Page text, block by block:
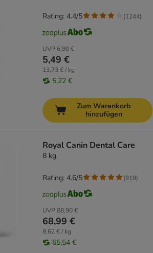
UVP 6,90 €
5,49 €
13,73 € / kg
5,22 €
Rating: 4.4/5 (1244)
Zum Warenkorb
hinzufügen
Royal Canin Dental Care
8 kg
UVP 88,90 €
68,99 €
8,62 € / kg
65,54 €
Rating: 4.6/5 (919)